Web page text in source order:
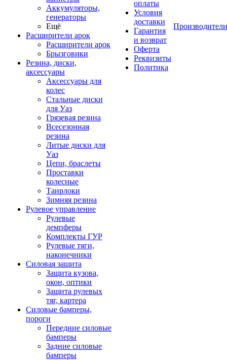
Аккумуляторы,
генераторы
Ещё
Расширители арок
Расширители арок
Брызговики
Резина, диски,
аксессуары
Аксессуары для
колес
Стальные диски
для Уаз
Грязевая резина
Всесезонная
резина
Литые диски для
Уаз
Цепи, браслеты
Проставки
колесные
Таирлоки
Зимняя резина
Рулевое управление
Рулевые
демпферы
Комплекты ГУР
Рулевые тяги,
наконечники
Силовая защита
Защита кузова,
окон, оптики
Защита рулевых
тяг, картера
Силовые бамперы,
пороги
Передние силовые
бамперы
Задние силовые
бамперы
оплаты
Условия
доставки
Гарантия
и возврат
Оферта
Реквизиты
Политика
Производители